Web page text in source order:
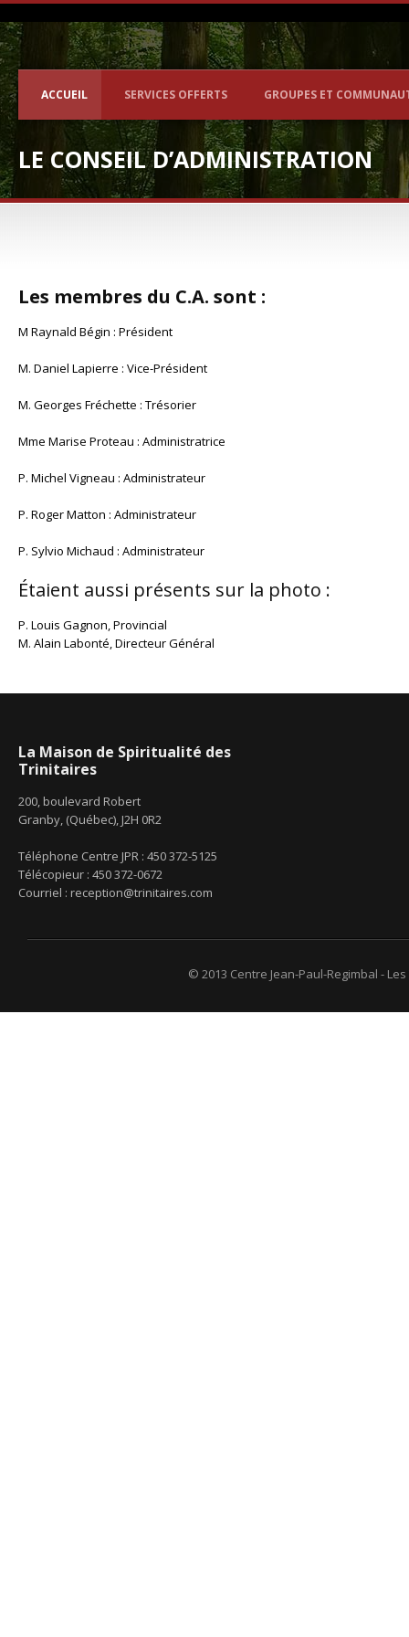
ACCUEIL SERVICES OFFERTS GROUPES ET
LE CONSEIL D’ADMINISTRATION
Les membres du C.A. sont :
M Raynald Bégin : Président
M. Daniel Lapierre : Vice-Président
M. Georges Fréchette : Trésorier
Mme Marise Proteau : Administratrice
P. Michel Vigneau : Administrateur
P. Roger Matton : Administrateur
P. Sylvio Michaud : Administrateur
Étaient aussi présents sur la photo :
P. Louis Gagnon, Provincial
M. Alain Labonté, Directeur Général
La Maison de Spiritualité des
Trinitaires
200, boulevard Robert
Granby, (Québec), J2H 0R2
Téléphone Centre JPR : 450 372-5125
Télécopieur : 450 372-0672
Courriel : reception@trinitaires.com
© 2013 Centre Jean-Paul-Regimbal -